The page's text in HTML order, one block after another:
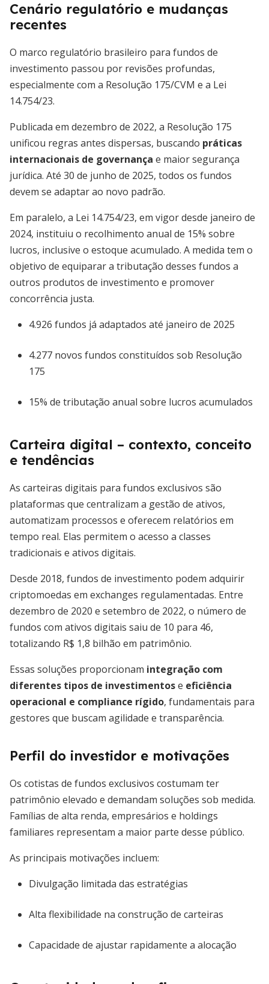
Cenário regulatório e mudanças
recentes
O marco regulatório brasileiro para fundos de
investimento passou por revisões profundas,
especialmente com a Resolução 175/CVM e a Lei
14.754/23.
Publicada em dezembro de 2022, a Resolução 175
unificou regras antes dispersas, buscando práticas
internacionais de governança e maior segurança
jurídica. Até 30 de junho de 2025, todos os fundos
devem se adaptar ao novo padrão.
Em paralelo, a Lei 14.754/23, em vigor desde janeiro de
2024, instituiu o recolhimento anual de 15% sobre
lucros, inclusive o estoque acumulado. A medida tem o
objetivo de equiparar a tributação desses fundos a
outros produtos de investimento e promover
concorrência justa.
4.926 fundos já adaptados até janeiro de 2025
4.277 novos fundos constituídos sob Resolução
175
15% de tributação anual sobre lucros acumulados
Carteira digital – contexto, conceito
e tendências
As carteiras digitais para fundos exclusivos são
plataformas que centralizam a gestão de ativos,
automatizam processos e oferecem relatórios em
tempo real. Elas permitem o acesso a classes
tradicionais e ativos digitais.
Desde 2018, fundos de investimento podem adquirir
criptomoedas em exchanges regulamentadas. Entre
dezembro de 2020 e setembro de 2022, o número de
fundos com ativos digitais saiu de 10 para 46,
totalizando R$ 1,8 bilhão em patrimônio.
Essas soluções proporcionam integração com
diferentes tipos de investimentose eficiência
operacional e compliance rígido, fundamentais para
gestores que buscam agilidade e transparência.
Perfil do investidor e motivações
Os cotistas de fundos exclusivos costumam ter
patrimônio elevado e demandam soluções sob medida.
Famílias de alta renda, empresários e holdings
familiares representam a maior parte desse público.
As principais motivações incluem:
Divulgação limitada das estratégias
Alta flexibilidade na construção de carteiras
Capacidade de ajustar rapidamente a alocação